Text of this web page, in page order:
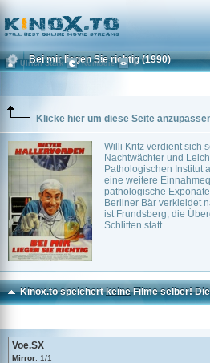
Home
Bei mir liegen Sie richtig (1990)
Klicke hier um diese Seite
Willi Kritz verdient sich
Nachtwächter und
Pathologischen Institut
eine weitere
pathologische
Berliner Bär verkleidet
ist Frundsberg, die
Schlitten statt.
Ulrich Stark Komödie 0
Kinox.to speichertkeineFilme selber!
Voe.SX
Mirror: 1/1